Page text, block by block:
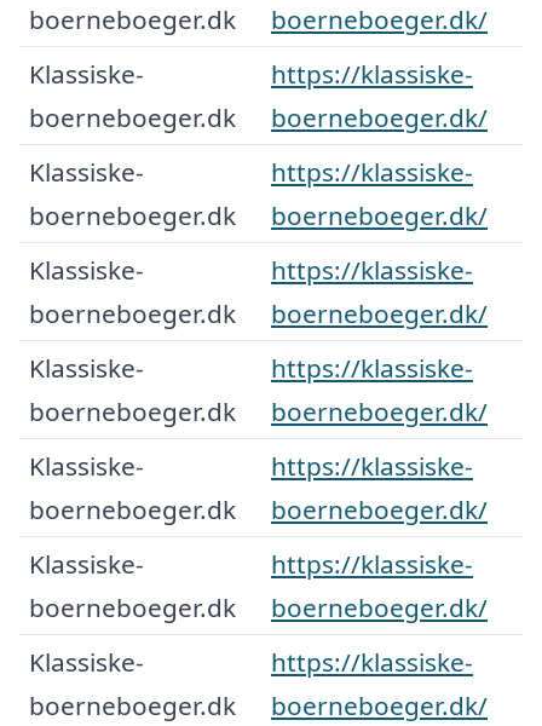
boerneboeger.dk
boerneboeger.dk/
Klassiske-
boerneboeger.dk
https://klassiske-
boerneboeger.dk/
Klassiske-
boerneboeger.dk
https://klassiske-
boerneboeger.dk/
Klassiske-
boerneboeger.dk
https://klassiske-
boerneboeger.dk/
Klassiske-
boerneboeger.dk
https://klassiske-
boerneboeger.dk/
Klassiske-
boerneboeger.dk
https://klassiske-
boerneboeger.dk/
Klassiske-
boerneboeger.dk
https://klassiske-
boerneboeger.dk/
Klassiske-
boerneboeger.dk
https://klassiske-
boerneboeger.dk/